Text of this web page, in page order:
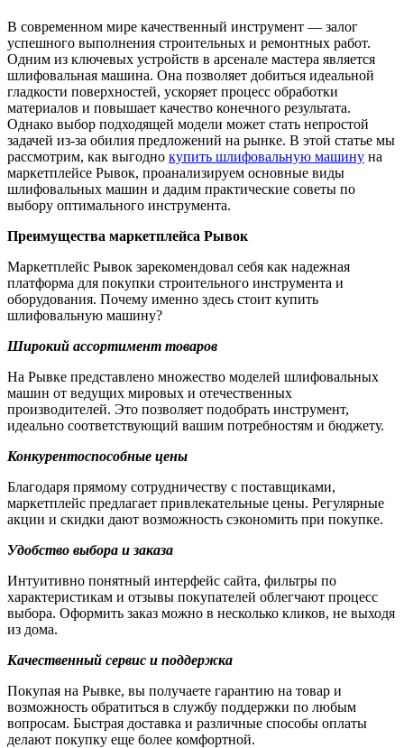
В современном мире качественный инструмент — залог
успешного выполнения строительных и ремонтных работ.
Одним из ключевых устройств в арсенале мастера является
шлифовальная машина. Она позволяет добиться идеальной
гладкости поверхностей, ускоряет процесс обработки
материалов и повышает качество конечного результата.
Однако выбор подходящей модели может стать непростой
задачей из-за обилия предложений на рынке. В этой статье мы
рассмотрим, как выгодно купить шлифовальную машину на
маркетплейсе Рывок, проанализируем основные виды
шлифовальных машин и дадим практические советы по
выбору оптимального инструмента.
Преимущества маркетплейса Рывок
Маркетплейс Рывок зарекомендовал себя как надежная
платформа для покупки строительного инструмента и
оборудования. Почему именно здесь стоит купить
шлифовальную машину?
Широкий ассортимент товаров
На Рывке представлено множество моделей шлифовальных
машин от ведущих мировых и отечественных
производителей. Это позволяет подобрать инструмент,
идеально соответствующий вашим потребностям и бюджету.
Конкурентоспособные цены
Благодаря прямому сотрудничеству с поставщиками,
маркетплейс предлагает привлекательные цены. Регулярные
акции и скидки дают возможность сэкономить при покупке.
Удобство выбора и заказа
Интуитивно понятный интерфейс сайта, фильтры по
характеристикам и отзывы покупателей облегчают процесс
выбора. Оформить заказ можно в несколько кликов, не выходя
из дома.
Качественный сервис и поддержка
Покупая на Рывке, вы получаете гарантию на товар и
возможность обратиться в службу поддержки по любым
вопросам. Быстрая доставка и различные способы оплаты
делают покупку еще более комфортной.